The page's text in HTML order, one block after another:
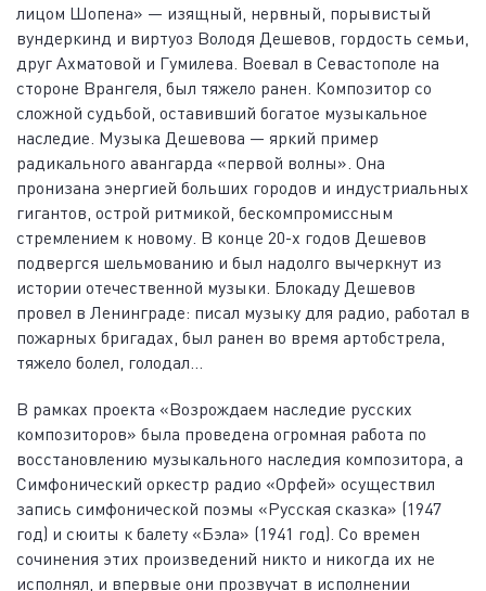
лицом Шопена» — изящный, нервный, порывистый
вундеркинд и виртуоз Володя Дешевов, гордость семьи,
друг Ахматовой и Гумилева. Воевал в Севастополе на
стороне Врангеля, был тяжело ранен. Композитор со
сложной судьбой, оставивший богатое музыкальное
наследие. Музыка Дешевова — яркий пример
радикального авангарда «первой волны». Она
пронизана энергией больших городов и индустриальных
гигантов, острой ритмикой, бескомпромиссным
стремлением к новому. В конце 20-х годов Дешевов
подвергся шельмованию и был надолго вычеркнут из
истории отечественной музыки. Блокаду Дешевов
провел в Ленинграде: писал музыку для радио, работал в
пожарных бригадах, был ранен во время артобстрела,
тяжело болел, голодал...
В рамках проекта «Возрождаем наследие русских
композиторов» была проведена огромная работа по
восстановлению музыкального наследия композитора, а
Симфонический оркестр радио «Орфей» осуществил
запись симфонической поэмы «Русская сказка» (1947
год) и сюиты к балету «Бэла» (1941 год). Со времен
сочинения этих произведений никто и никогда их не
исполнял, и впервые они прозвучат в исполнении